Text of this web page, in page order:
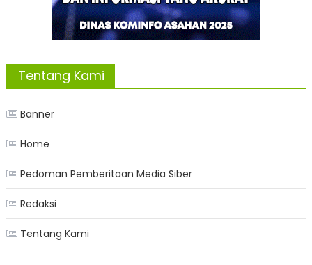
Tentang Kami
Banner
Home
Pedoman Pemberitaan Media Siber
Redaksi
Tentang Kami